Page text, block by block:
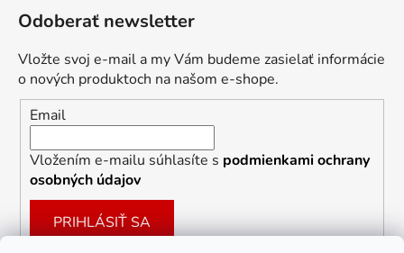
Odoberať newsletter
Vložte svoj e-mail a my Vám budeme zasielať informácie
o nových produktoch na našom e-shope.
Email
Vložením e-mailu súhlasíte s podmienkami ochrany
osobných údajov
PRIHLÁSIŤ SA